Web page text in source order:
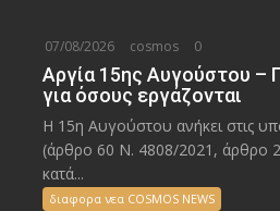
07/08/2026 cosmos 0
Αργία 15ης Αυγούστου –
για όσους εργάζονται
Η 15η Αυγούστου ανήκει στις
(άρθρο 60 Ν. 4808/2021, άρθρο
κατά...
διαφορα νεα COSMOS NEWS